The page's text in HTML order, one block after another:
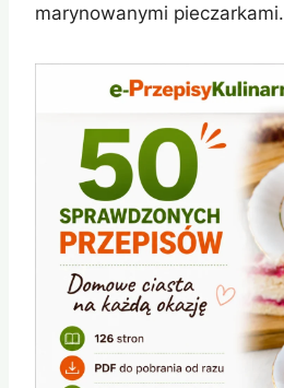
marynowanymi pieczarkami.